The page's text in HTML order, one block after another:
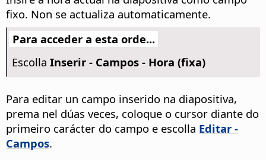
fixo. Non se actualiza automaticamente.
Para acceder a esta orde...
Escolla Inserir - Campos - Hora (fixa)
Para editar un campo inserido na diapositiva,
prema nel dúas veces, coloque o cursor diante do
primeiro carácter do campo e escolla Editar -
Campos.